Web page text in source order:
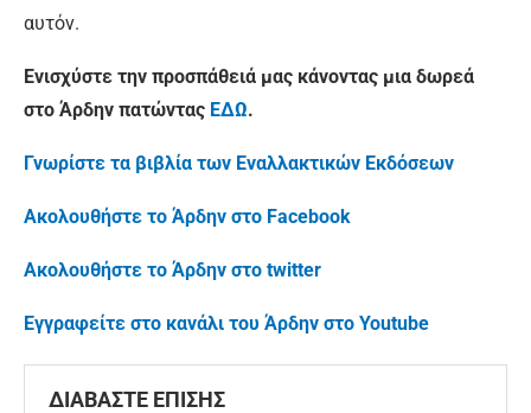
αυτόν.
Ενισχύστε την προσπάθειά μας κάνοντας μια δωρεά
στο Άρδην πατώντας ΕΔΩ.
Γνωρίστε τα βιβλία των Εναλλακτικών Εκδόσεων
Ακολουθήστε το Άρδην στο Facebook
Ακολουθήστε το Άρδην στο twitter
Εγγραφείτε στο κανάλι του Άρδην στο Youtube
ΔΙΑΒΑΣΤΕ ΕΠΙΣΗΣ